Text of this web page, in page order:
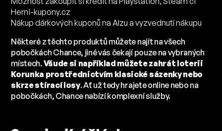
Herni-kupony.cz
Nákup dárkových kuponů na Alzu a vyzvednutí nákupu
Některé z těchto produktů můžete najít na všech
pobočkách Chance, jiné vás čekají pouze na vybraných
místech.Všude si například můžete zahrát loterii
Korunka prostřednictvím klasické sázenky nebo
skrze stírací losy. Ať už tedy hrajete online nebo na
pobočkách, Chance nabízí komplexní služby.